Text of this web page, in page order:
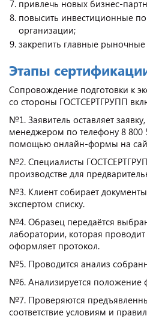
привлечь новых бизнес-
повысить инвестиционные
организации;
закрепить главные
Этапы
Сопровождение подготовки к
со стороны ГОСТСЕРТГРУПП
№1. Заявитель оставляет
менеджером по телефону 8 800
помощью онлайн-формы на
№2. Специалисты
производстве для
№3. Клиент собирает
экспертом списку.
№4. Образец передаётся
лаборатории, которая
оформляет протокол.
№5. Проводится анализ
№6. Анализируется положение
№7. Проверяются
соответствие условиям и